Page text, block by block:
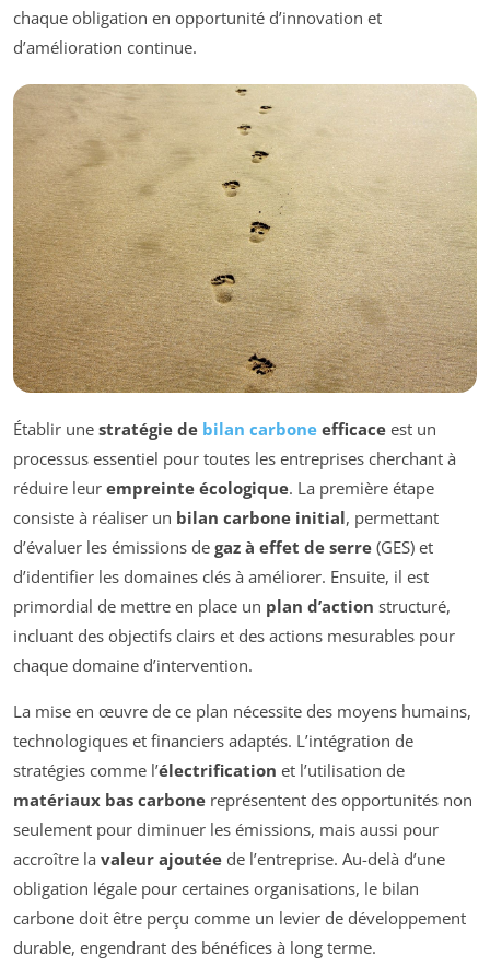
chaque obligation en opportunité d’innovation et
d’amélioration continue.
Établir une stratégie de bilan carbone efficace est un
processus essentiel pour toutes les entreprises cherchant à
réduire leur empreinte écologique. La première étape
consiste à réaliser un bilan carbone initial, permettant
d’évaluer les émissions de gaz à effet de serre (GES) et
d’identifier les domaines clés à améliorer. Ensuite, il est
primordial de mettre en place un plan d’action structuré,
incluant des objectifs clairs et des actions mesurables pour
chaque domaine d’intervention.
La mise en œuvre de ce plan nécessite des moyens humains,
technologiques et financiers adaptés. L’intégration de
stratégies comme l’électrification et l’utilisation de
matériaux bas carbone représentent des opportunités non
seulement pour diminuer les émissions, mais aussi pour
accroître la valeur ajoutée de l’entreprise. Au-delà d’une
obligation légale pour certaines organisations, le bilan
carbone doit être perçu comme un levier de développement
durable, engendrant des bénéfices à long terme.